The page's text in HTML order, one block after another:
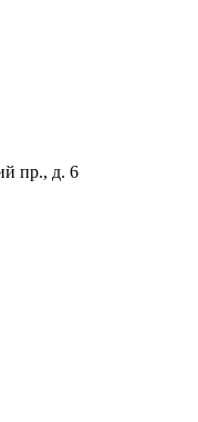
пр., д. 6